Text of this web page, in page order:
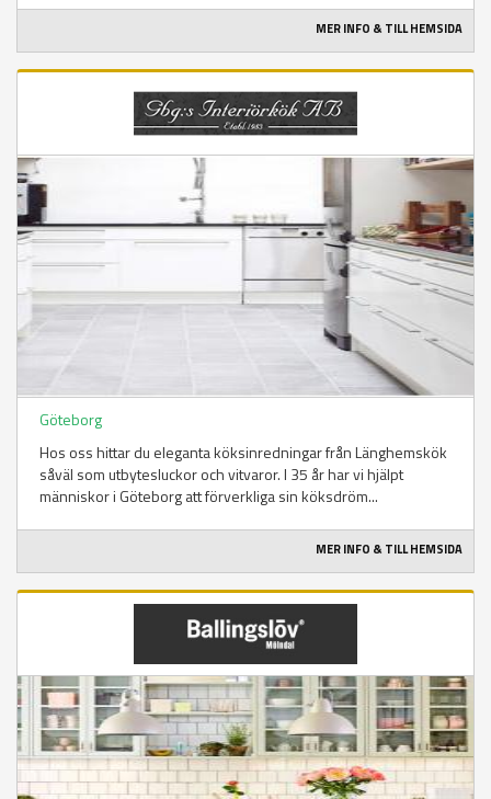
MER INFO & TILL HEMSIDA
Göteborg
Hos oss hittar du eleganta köksinredningar från Länghemskök
såväl som utbytesluckor och vitvaror. I 35 år har vi hjälpt
människor i Göteborg att förverkliga sin köksdröm...
MER INFO & TILL HEMSIDA